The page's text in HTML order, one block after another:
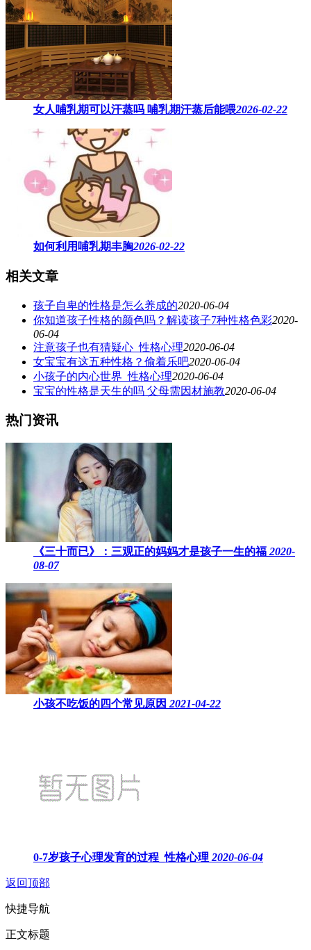
女人哺乳期可以汗蒸吗 ​哺乳期汗蒸后能喂2026-02-22
如何利用哺乳期丰胸2026-02-22
相关文章
孩子自卑的性格是怎么养成的2020-06-04
你知道孩子性格的颜色吗？解读孩子7种性格色彩2020-
06-04
注意孩子也有猜疑心_性格心理2020-06-04
女宝宝有这五种性格？偷着乐吧2020-06-04
小孩子的内心世界_性格心理2020-06-04
宝宝的性格是天生的吗 父母需因材施教2020-06-04
热门资讯
《三十而已》：三观正的妈妈才是孩子一生的福 2020-
08-07
小孩不吃饭的四个常见原因 2021-04-22
0-7岁孩子心理发育的过程_性格心理 2020-06-04
返回顶部
快捷导航
正文标题